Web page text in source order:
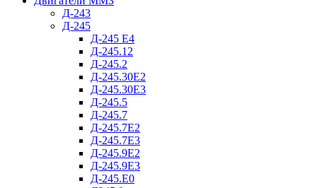
Д-243
Д-245
Д-245 Е4
Д-245.12
Д-245.2
Д-245.30Е2
Д-245.30Е3
Д-245.5
Д-245.7
Д-245.7Е2
Д-245.7Е3
Д-245.9Е2
Д-245.9Е3
Д-245.Е0